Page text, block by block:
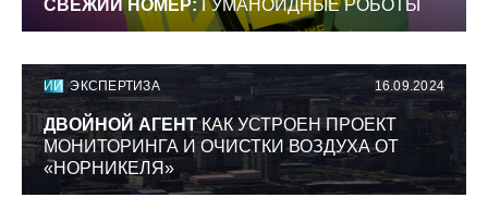
СВЕЖИЙ НОМЕР: ГУМАНОИДНЫЕ РОБОТЫ
ИИ ЭКСПЕРТИЗА 16.09.2024
ДВОЙНОЙ АГЕНТКАК УСТРОЕН ПРОЕКТ
МОНИТОРИНГА И ОЧИСТКИ ВОЗДУХА ОТ
«НОРНИКЕЛЯ»